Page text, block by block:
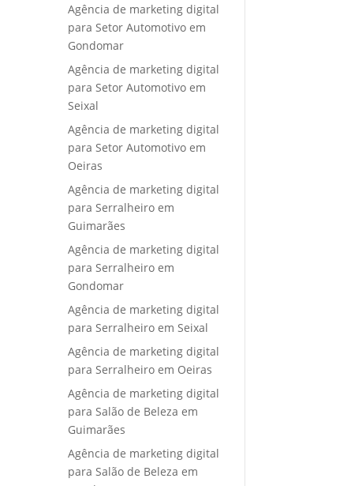
Agência de marketing digital
para Setor Automotivo em
Gondomar
Agência de marketing digital
para Setor Automotivo em
Seixal
Agência de marketing digital
para Setor Automotivo em
Oeiras
Agência de marketing digital
para Serralheiro em
Guimarães
Agência de marketing digital
para Serralheiro em
Gondomar
Agência de marketing digital
para Serralheiro em Seixal
Agência de marketing digital
para Serralheiro em Oeiras
Agência de marketing digital
para Salão de Beleza em
Guimarães
Agência de marketing digital
para Salão de Beleza em